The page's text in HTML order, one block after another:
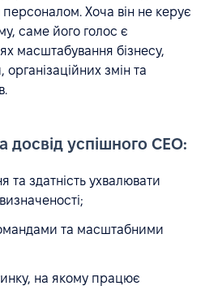
Хоча він не керує
саме його голос є
масштабування бізнесу,
організаційних змін та
досвід успішного CEO:
та здатність ухвалювати
та масштабними
на якому працює